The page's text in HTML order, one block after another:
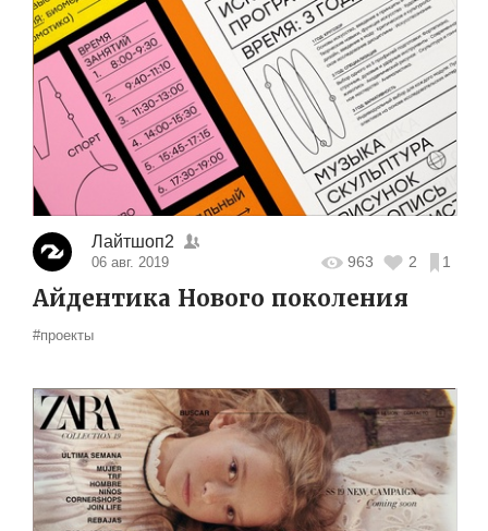
Лайтшоп2
06 авг. 2019 963 2 1
Айдентика Нового поколения
#проекты